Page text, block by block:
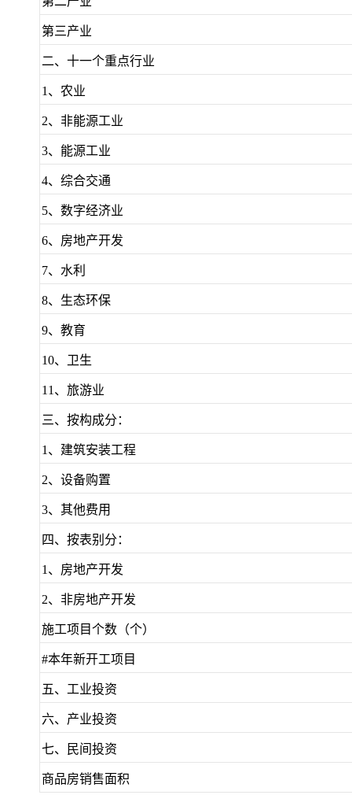
第三产业
二、十一个重点行业
1、农业
2、非能源工业
3、能源工业
4、综合交通
5、数字经济业
6、房地产开发
7、水利
8、生态环保
9、教育
10、卫生
11、旅游业
三、按构成分：
1、建筑安装工程
2、设备购置
3、其他费用
四、按表别分：
1、房地产开发
2、非房地产开发
施工项目个数（个）
#本年新开工项目
五、工业投资
六、产业投资
七、民间投资
商品房销售面积